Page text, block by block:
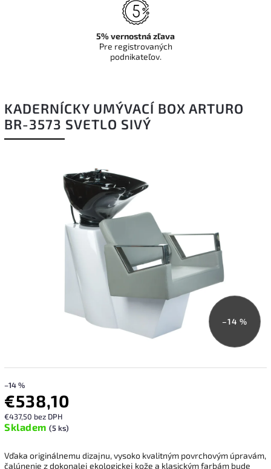
KADERNÍCKY UMÝVACÍ BOX ARTURO
BR-3573 SVETLO SIVÝ
–14 %
–14 %
€538,10
€437,50 bez DPH
Skladem (5 ks)
Vďaka originálnemu dizajnu, vysoko kvalitným povrchovým úpravám,
čalúnenie z dokonalej ekologickej kože a klasickým farbám bude
5% vernostná zľava
Pre registrovaných
podnikateľov.